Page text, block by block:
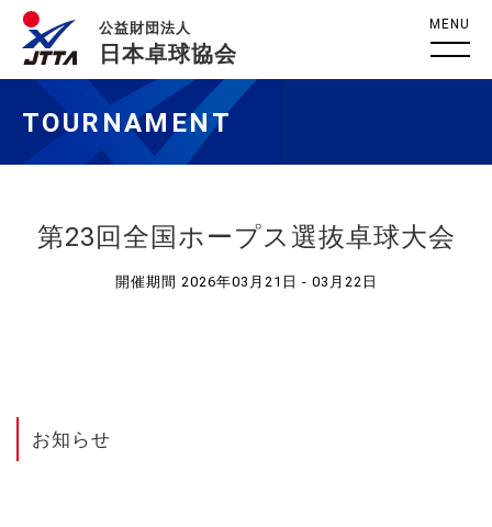
公益財団法人
日本卓球協会
MENU
TOURNAMENT
第23回全国ホープス選抜卓球大会
開催期間 2026年03月21日 - 03月22日
お知らせ